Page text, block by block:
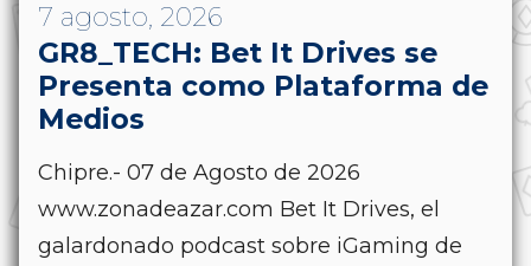
7 agosto, 2026
GR8_TECH: Bet It Drives se
Presenta como Plataforma de
Medios
Chipre.- 07 de Agosto de 2026
www.zonadeazar.com Bet It Drives, el
galardonado podcast sobre iGaming de